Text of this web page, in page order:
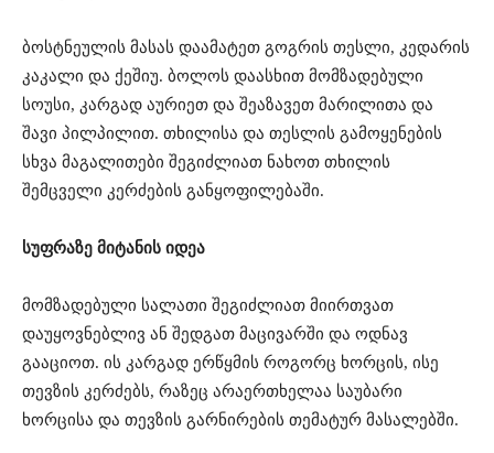
ბოსტნეულის მასას დაამატეთ გოგრის თესლი, კედარის
კაკალი და ქეშიუ. ბოლოს დაასხით მომზადებული
სოუსი, კარგად აურიეთ და შეაზავეთ მარილითა და
შავი პილპილით. თხილისა და თესლის გამოყენების
სხვა მაგალითები შეგიძლიათ ნახოთ თხილის
შემცველი კერძების განყოფილებაში.
სუფრაზე მიტანის იდეა
მომზადებული სალათი შეგიძლიათ მიირთვათ
დაუყოვნებლივ ან შედგათ მაცივარში და ოდნავ
გააციოთ. ის კარგად ერწყმის როგორც ხორცის, ისე
თევზის კერძებს, რაზეც არაერთხელაა საუბარი
ხორცისა და თევზის გარნირების თემატურ მასალებში.